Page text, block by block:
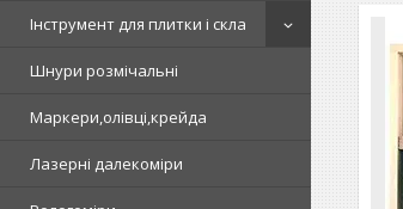
Інструмент для плитки і скла
Шнури розмічальні
Маркери,олівці,крейда
Лазерні далекоміри